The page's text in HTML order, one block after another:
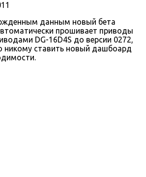
данным новый бета
прошивает приводы
DG-16D4S до версии 0272,
никому ставить новый дашбоард